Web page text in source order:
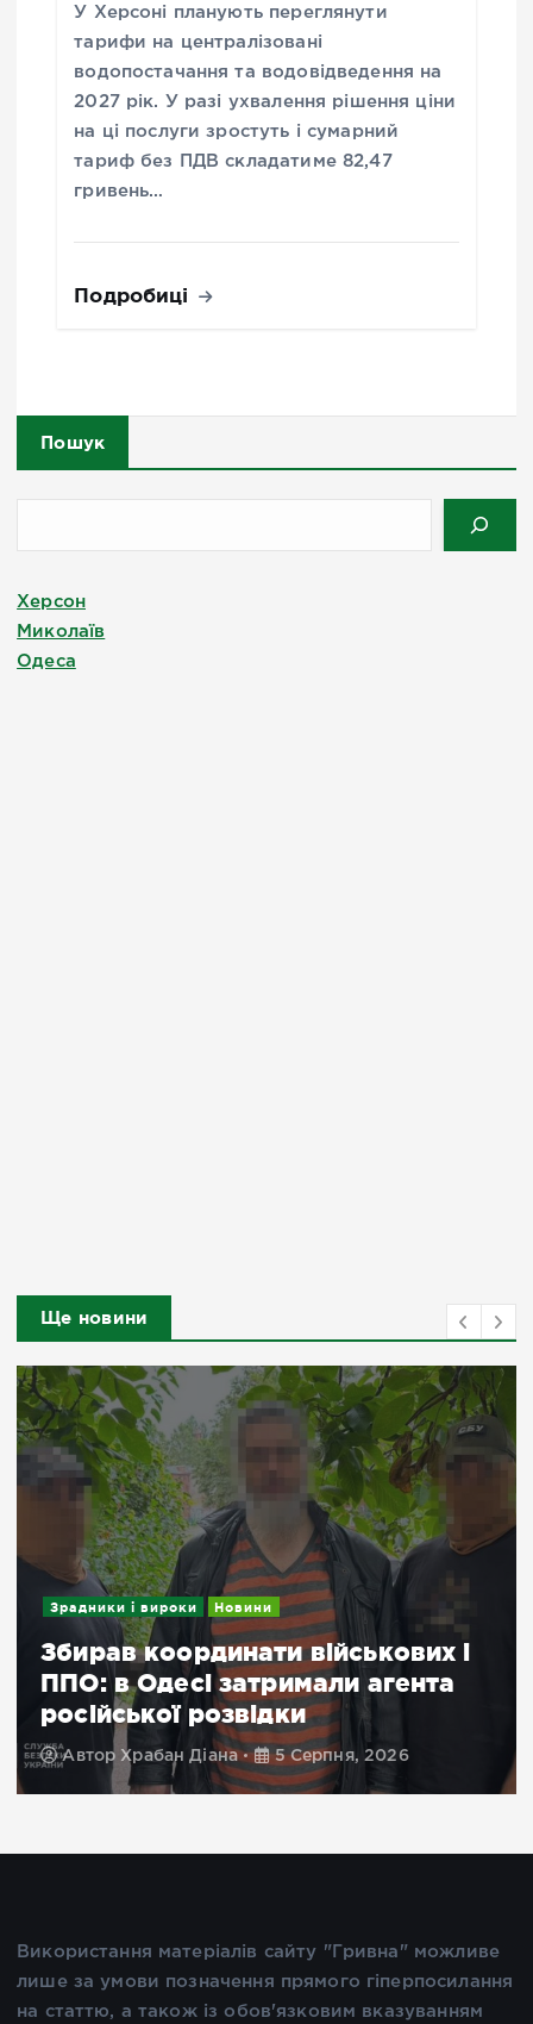
У Херсоні планують переглянути
тарифи на централізовані
водопостачання та водовідведення на
2027 рік. У разі ухвалення рішення ціни
на ці послуги зростуть і сумарний
тариф без ПДВ складатиме 82,47
гривень…
Подробиці
Пошук
Херсон
Миколаїв
Одеса
Ще новини
Зрадники і вироки Новини
Збирав координати військових і
ППО: в Одесі затримали агента
російської розвідки
Автор Храбан Діана 5 Серпня, 2026
Використання матеріалів сайту "Гривна" можливе
лише за умови позначення прямого гіперпосилання
на статтю, а також із обов'язковим вказуванням